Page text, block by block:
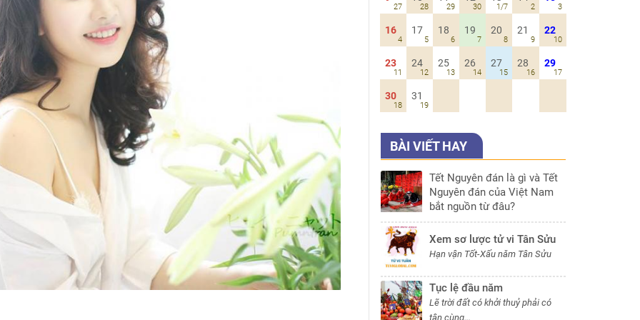
27 28 29 30 1/7 2 3
16
4
17
5
18
6
19
7
20
8
21
9
22
10
23
11
24
12
25
13
26
14
27
15
28
16
29
17
30
18
31
19
BÀI VIẾT HAY
Tết Nguyên đán là gì và Tết
Nguyên đán của Việt Nam
bắt nguồn từ đâu?
Xem sơ lược tử vi Tân Sửu
Hạn vận Tốt-Xấu năm Tân Sửu
Tục lệ đầu năm
Lẽ trời đất có khởi thuỷ phải có
tận cùng...